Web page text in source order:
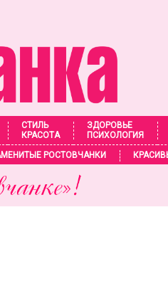
СТИЛЬ
КРАСОТА
ЗДОРОВЬЕ
ПСИХОЛОГИЯ
РОСТОВЧАНКИ